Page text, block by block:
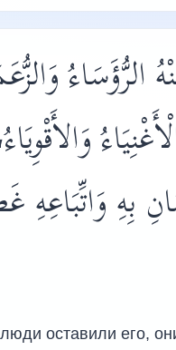
الرُّؤَسَاءُ
بِهِ
оставили его,